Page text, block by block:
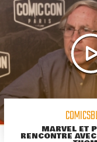
MARVEL ET
RENCONTRE